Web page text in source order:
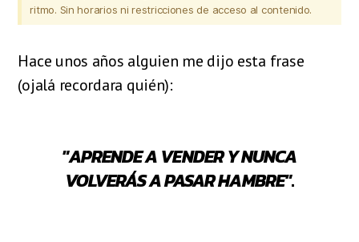
ritmo. Sin horarios ni restricciones de acceso al contenido.
Hace unos años alguien me dijo esta frase
(ojalá recordara quién):
"APRENDE A VENDER Y NUNCA
VOLVERÁS A PASAR HAMBRE".